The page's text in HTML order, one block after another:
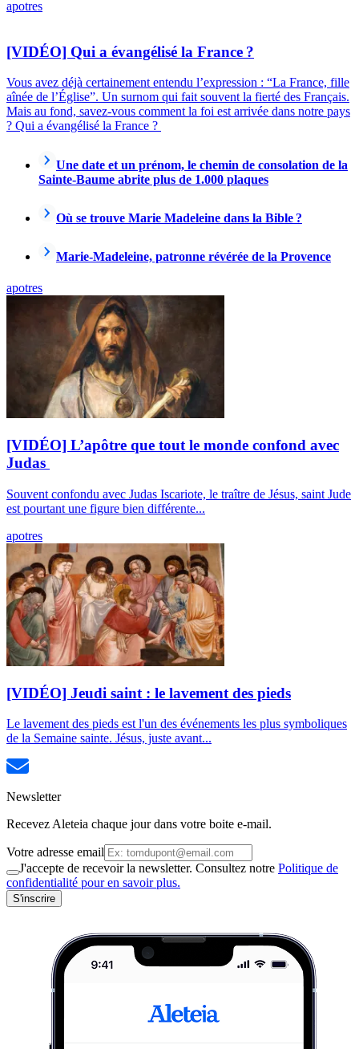
apotres
[VIDÉO] Qui a évangélisé la France ?
Vous avez déjà certainement entendu l’expression : “La France, fille
aînée de l’Église”. Un surnom qui fait souvent la fierté des Français.
Mais au fond, savez-vous comment la foi est arrivée dans notre pays
? Qui a évangélisé la France ?
Une date et un prénom, le chemin de consolation de la
Sainte-Baume abrite plus de 1.000 plaques
Où se trouve Marie Madeleine dans la Bible ?
Marie-Madeleine, patronne révérée de la Provence
apotres
[VIDÉO] L’apôtre que tout le monde confond avec
Judas
Souvent confondu avec Judas Iscariote, le traître de Jésus, saint Jude
est pourtant une figure bien différente...
apotres
[VIDÉO] Jeudi saint : le lavement des pieds
Le lavement des pieds est l'un des événements les plus symboliques
de la Semaine sainte. Jésus, juste avant...
Newsletter
Recevez Aleteia chaque jour dans votre boite e-mail.
Votre adresse email
J'accepte de recevoir la newsletter. Consultez notre Politique de
confidentialité pour en savoir plus.
S'inscrire